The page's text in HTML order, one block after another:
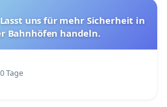
uns für mehr Sicherheit in
Bahnhöfen handeln.
Tage